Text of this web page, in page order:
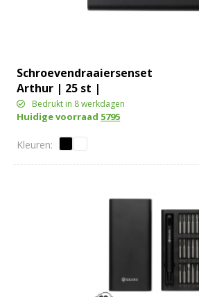
Schroevendraaiersenset
Arthur | 25 st |
Magnetische koffer
Bedrukt in 8 werkdagen
Huidige voorraad 5795